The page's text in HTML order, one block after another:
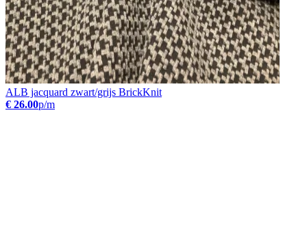
ALB jacquard zwart/grijs BrickKnit
€ 26.00p/m